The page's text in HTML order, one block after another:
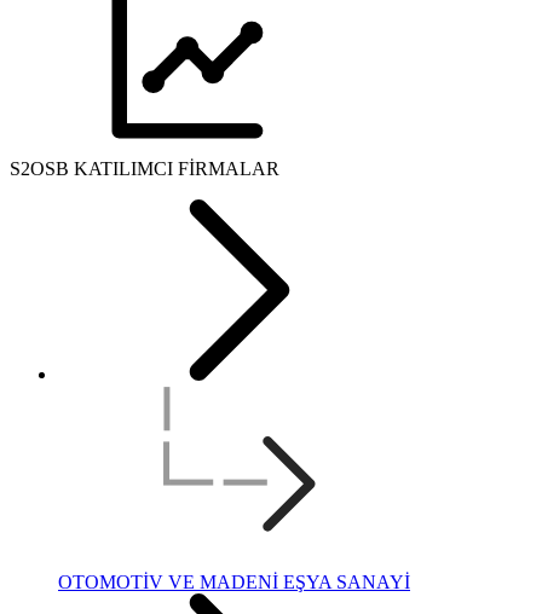
S2OSB KATILIMCI FİRMALAR
OTOMOTİV VE MADENİ EŞYA SANAYİ